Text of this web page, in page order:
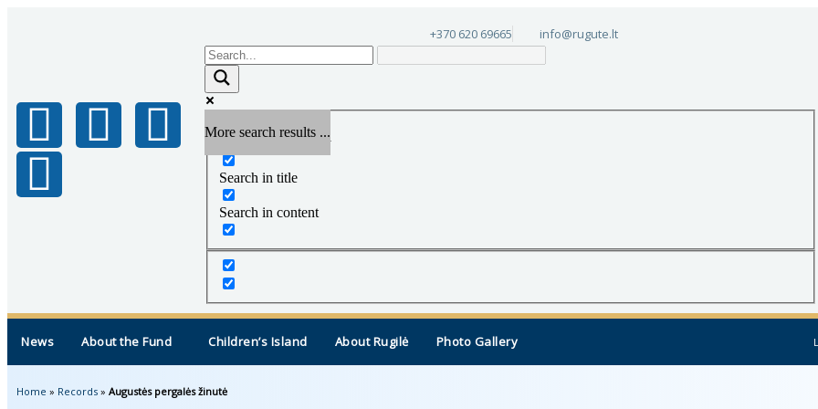
+370 620 69665 info@rugute.lt
More search results ...
Exact matches only
Search in title
Search in content
News About the Fund Children’s Island About Rugilė Photo Gallery
Home » Records » Augustės pergalės žinutė